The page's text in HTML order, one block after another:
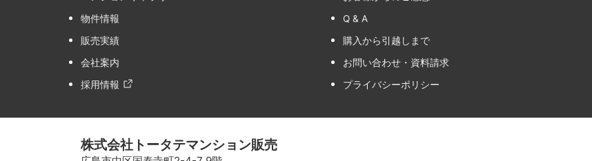
物件情報
販売実績
会社案内
採用情報
Q & A
購入から引越しまで
お問い合わせ・資料請求
プライバシーポリシー
株式会社トータテマンション販売